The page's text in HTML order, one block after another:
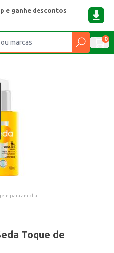
e ganhe descontos
0
para ampliar.
Toque de